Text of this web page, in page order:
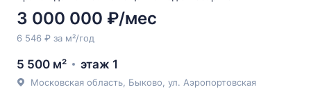
3 000 000 ₽/мес
6 546 ₽ за м²/год
5 500 м² этаж 1
Московская область, Быково, ул. Аэропортовская